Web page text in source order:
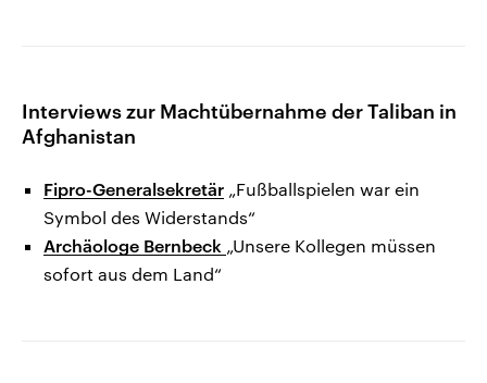
Interviews zur Machtübernahme der Taliban in
Afghanistan
Fipro-Generalsekretär „Fußballspielen war ein
Symbol des Widerstands“
Archäologe Bernbeck „Unsere Kollegen müssen
sofort aus dem Land“